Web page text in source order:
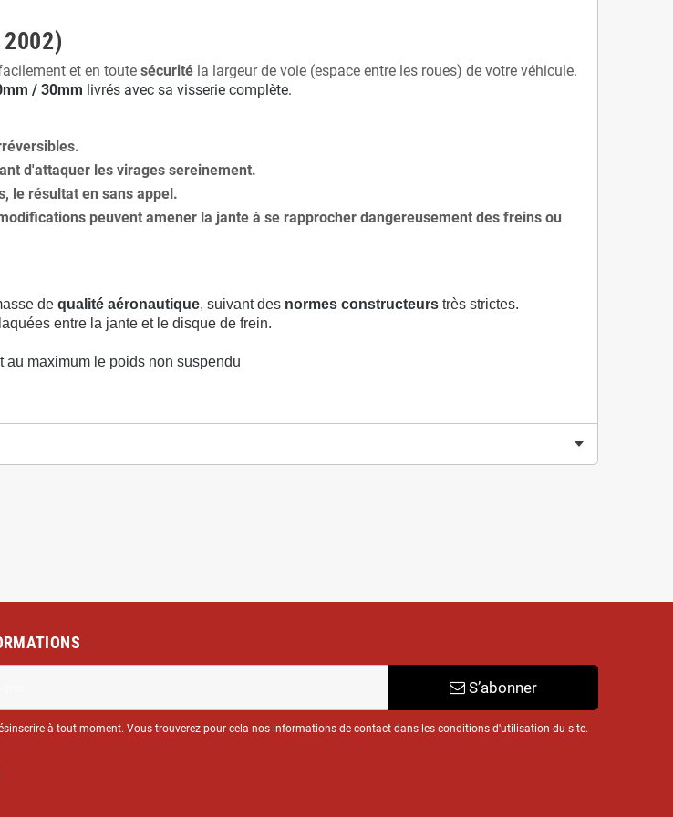
et en toute sécurité la largeur de voie (espace entre les roues) de votre véhicule.
/ 30mm livrés avec sa visserie complète.
d'attaquer les virages sereinement.
le résultat en sans appel.
peuvent amener la jante à se rapprocher dangereusement des freins ou
de qualité aéronautique, suivant des normes constructeurs très strictes.
entre la jante et le disque de frein.
au maximum le poids non suspendu
S’abonner
à tout moment. Vous trouverez pour cela nos informations de contact dans les conditions d'utilisation du site.